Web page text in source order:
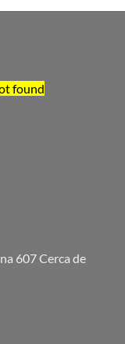
found
607 Cerca de